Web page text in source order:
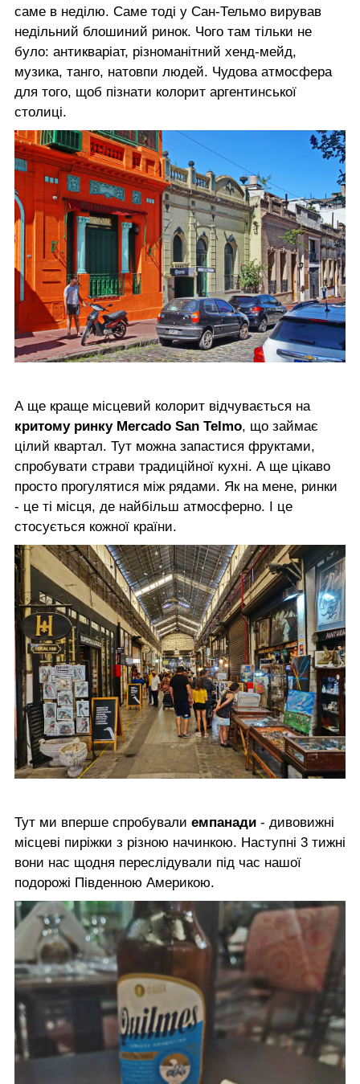
саме в неділю. Саме тоді у Сан-Тельмо вирував
недільний блошиний ринок. Чого там тільки не
було: антикваріат, різноманітний хенд-мейд,
музика, танго, натовпи людей. Чудова атмосфера
для того, щоб пізнати колорит аргентинської
столиці.
А ще краще місцевий колорит відчувається на
критому ринку Mercado San Telmo, що займає
цілий квартал. Тут можна запастися фруктами,
спробувати страви традиційної кухні. А ще цікаво
просто прогулятися між рядами. Як на мене, ринки
- це ті місця, де найбільш атмосферно. І це
стосується кожної країни.
Тут ми вперше спробували емпанади - дивовижні
місцеві пиріжки з різною начинкою. Наступні 3 тижні
вони нас щодня переслідували під час нашої
подорожі Південною Америкою.